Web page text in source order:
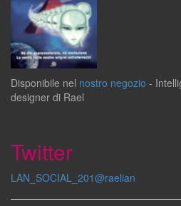
Disponibile nel nostro negozio -
designer di Rael
Twitter
LAN_SOCIAL_201@raelian